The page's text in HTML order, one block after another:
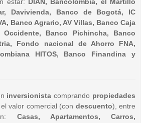
Davivienda, Banco de Bogotá, IC
Banco Agrario, AV Villas, Banco Caja
Banco Pichincha, Banco
Fondo nacional de Ahorro FNA,
HITOS, Banco Finandina y
inversionista comprando propiedades
valor comercial (con descuento), entre
Casas, Apartamentos, Carros,